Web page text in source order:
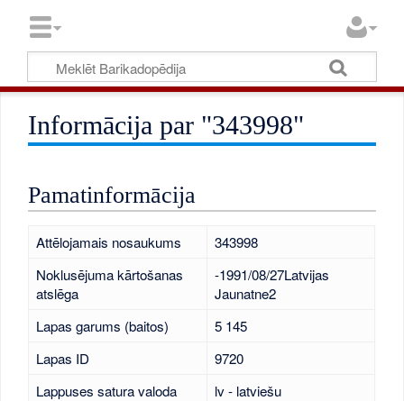
Informācija par "343998"
Pamatinformācija
Attēlojamais nosaukums
343998
Noklusējuma kārtošanas
atslēga
-1991/08/27Latvijas
Jaunatne2
Lapas garums (baitos)
5 145
Lapas ID
9720
Lappuses satura valoda
lv - latviešu